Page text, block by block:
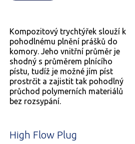
Kompozitový trychtýřek slouží k
pohodlnému plnění prášků do
komory. Jeho vnitřní průměr je
shodný s průměrem plnícího
pístu, tudíž je možné jím píst
prostrčit a zajistit tak pohodlný
průchod polymerních materiálů
bez rozsypání.
High Flow Plug